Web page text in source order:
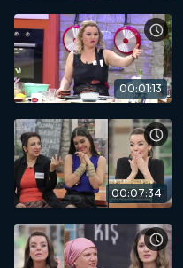
00:01:13
00:07:34